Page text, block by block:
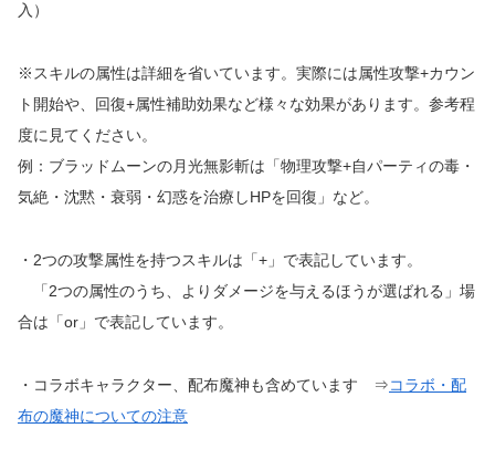
入）
※スキルの属性は詳細を省いています。実際には属性攻撃+カウン
ト開始や、回復+属性補助効果など様々な効果があります。参考程
度に見てください。
例：ブラッドムーンの月光無影斬は「物理攻撃+自パーティの毒・
気絶・沈黙・衰弱・幻惑を治療しHPを回復」など。
・2つの攻撃属性を持つスキルは「+」で表記しています。
「2つの属性のうち、よりダメージを与えるほうが選ばれる」場
合は「or」で表記しています。
・コラボキャラクター、配布魔神も含めています ⇒コラボ・配
布の魔神についての注意